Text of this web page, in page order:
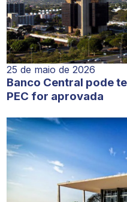
25 de maio de 2026
Banco Central pode
PEC for aprovada